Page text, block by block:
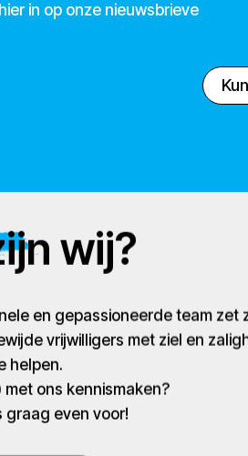
in op onze nieuwsbrieve
wij?
en gepassioneerde team zet
vrijwilligers met ziel en
helpen.
met ons kennismaken?
graag even voor!